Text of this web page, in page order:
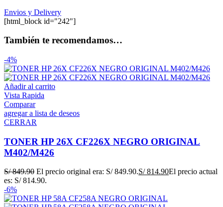
Envios y Delivery
[html_block id="242"]
También te recomendamos…
-4%
Añadir al carrito
Vista Rapida
Comparar
agregar a lista de deseos
CERRAR
TONER HP 26X CF226X NEGRO ORIGINAL
M402/M426
S/849.90 El precio original era: S/ 849.90.S/814.90El precio actual
es: S/ 814.90.
-6%